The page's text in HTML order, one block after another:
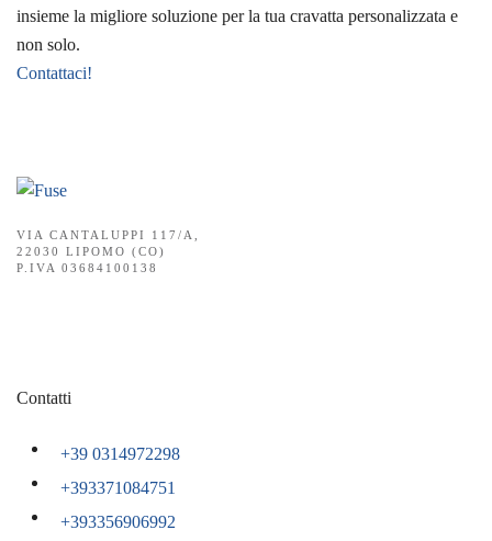
insieme la migliore soluzione per la tua cravatta personalizzata e
non solo.
Contattaci!
VIA CANTALUPPI 117/A,
22030 LIPOMO (CO)
P.IVA 03684100138
Contatti
+39 0314972298
+393371084751
+393356906992